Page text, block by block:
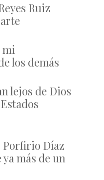
Ruiz
mi
los demás
lejos de Dios
Porfirio Díaz
más de un